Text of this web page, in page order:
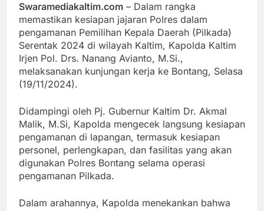
Swaramediakaltim.com – Dalam rangka
memastikan kesiapan jajaran Polres dalam
pengamanan Pemilihan Kepala Daerah (Pilkada)
Serentak 2024 di wilayah Kaltim, Kapolda Kaltim
Irjen Pol. Drs. Nanang Avianto, M.Si.,
melaksanakan kunjungan kerja ke Bontang, Selasa
(19/11/2024).
Didampingi oleh Pj. Gubernur Kaltim Dr. Akmal
Malik, M.Si, Kapolda mengecek langsung kesiapan
pengamanan di lapangan, termasuk kesiapan
personel, perlengkapan, dan fasilitas yang akan
digunakan Polres Bontang selama operasi
pengamanan Pilkada.
Dalam arahannya, Kapolda menekankan bahwa